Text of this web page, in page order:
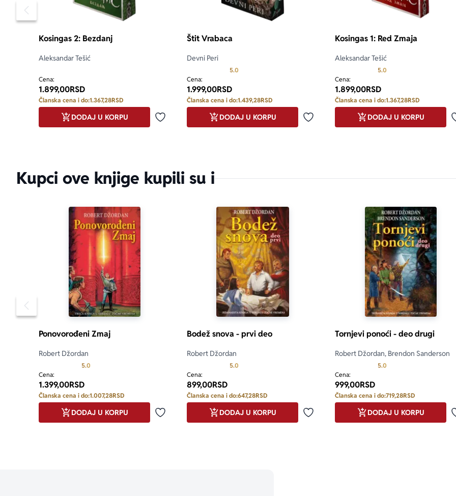
Pomeranje sadržaja slajdera u levo
Kosingas 2: Bezdanj
Aleksandar Tešić
Cena:
1.899,00RSD
Članska cena i do:1.367,28RSD
Dodaj u omiljene
DODAJ U KORPU
Štit Vrabaca
Devni Peri
5.0
Cena:
1.999,00RSD
Članska cena i do:1.439,28RSD
Dodaj u omiljene
DODAJ U KORPU
Kosingas 1: Red Zmaja
Aleksandar Tešić
5.0
Cena:
1.899,00RSD
Članska cena i do:1.367,28RSD
DODAJ U KORPU
Kupci ove knjige kupili su i
Pomeranje sadržaja slajdera u levo
Ponovorođeni Zmaj
Robert Džordan
5.0
Cena:
1.399,00RSD
Članska cena i do:1.007,28RSD
Dodaj u omiljene
DODAJ U KORPU
Bodež snova - prvi deo
Robert Džordan
5.0
Cena:
899,00RSD
Članska cena i do:647,28RSD
Dodaj u omiljene
DODAJ U KORPU
Tornjevi ponoći - deo drugi
Robert Džordan, Brendon Sanderson
5.0
Cena:
999,00RSD
Članska cena i do:719,28RSD
DODAJ U KORPU